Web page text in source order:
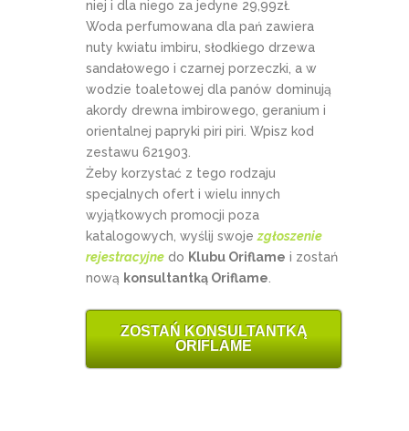
niej i dla niego za jedyne 29,99zł.
Woda perfumowana dla pań zawiera
nuty kwiatu imbiru, słodkiego drzewa
sandałowego i czarnej porzeczki, a w
wodzie toaletowej dla panów dominują
akordy drewna imbirowego, geranium i
orientalnej papryki piri piri. Wpisz kod
zestawu 621903.
Żeby korzystać z tego rodzaju
specjalnych ofert i wielu innych
wyjątkowych promocji poza
katalogowych, wyślij swoje zgłoszenie
rejestracyjne do Klubu Oriflame i zostań
nową konsultantką Oriflame
ZOSTAŃ KONSULTANTKĄ
ORIFLAME